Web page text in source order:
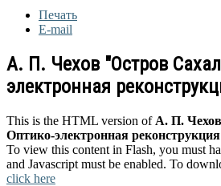
Печать
E-mail
А. П. Чехов "Остров
электронная
This is the HTML version of А. П.
Оптико-электронная
To view this content in Flash, you must
and Javascript must be enabled. To
click here